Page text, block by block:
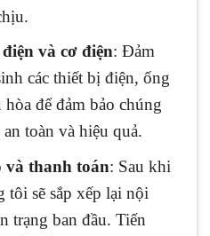
và cơ điện: Đảm
các thiết bị điện, ống
để đảm bảo chúng
toàn và hiệu quả.
và thanh toán: Sau khi
tôi sẽ sắp xếp lại nội
trạng ban đầu. Tiến